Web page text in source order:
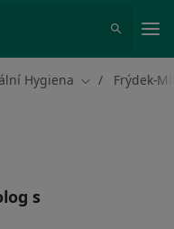
Hygiena Změna města
Frýdek-
s